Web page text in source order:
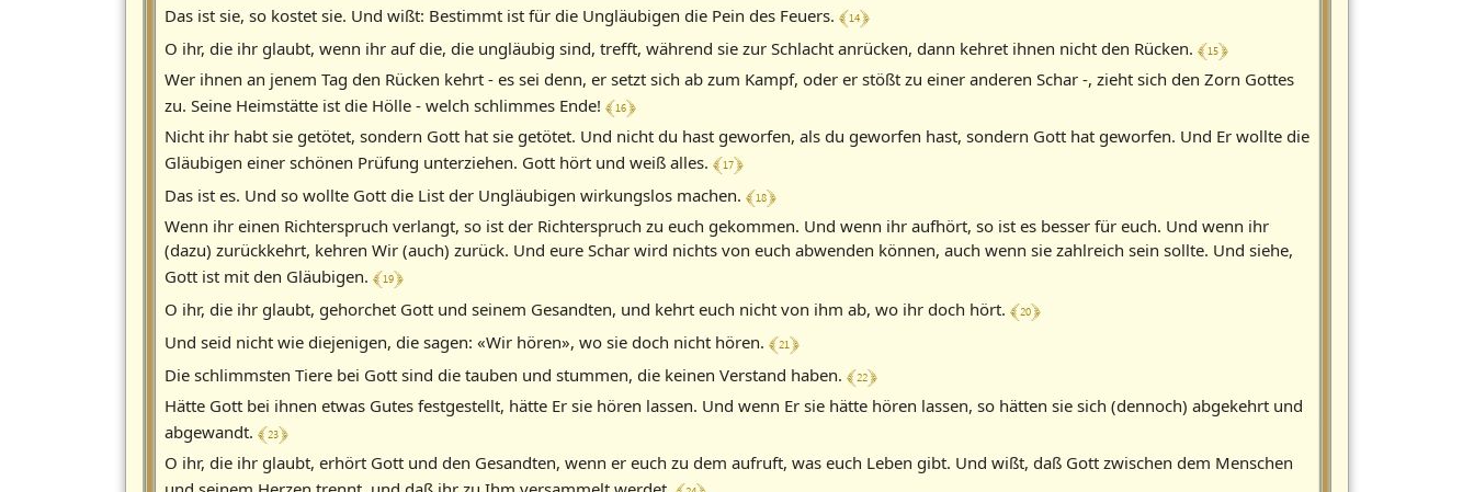
Das ist sie, so kostet sie. Und wißt: Bestimmt ist für die Ungläubigen die Pein des Feuers. ﴾ 14 ﴿
O ihr, die ihr glaubt, wenn ihr auf die, die ungläubig sind, trefft, während sie zur Schlacht anrücken, dann kehret ihnen nicht den Rücken. ﴾ 15 ﴿
Wer ihnen an jenem Tag den Rücken kehrt - es sei denn, er setzt sich ab zum Kampf, oder er stößt zu einer anderen Schar -, zieht sich den Zorn Gottes
zu. Seine Heimstätte ist die Hölle - welch schlimmes Ende! ﴾ 16 ﴿
Nicht ihr habt sie getötet, sondern Gott hat sie getötet. Und nicht du hast geworfen, als du geworfen hast, sondern Gott hat geworfen. Und Er wollte die
Gläubigen einer schönen Prüfung unterziehen. Gott hört und weiß alles. ﴾ 17 ﴿
Das ist es. Und so wollte Gott die List der Ungläubigen wirkungslos machen. ﴾ 18 ﴿
Wenn ihr einen Richterspruch verlangt, so ist der Richterspruch zu euch gekommen. Und wenn ihr aufhört, so ist es besser für euch. Und wenn ihr
(dazu) zurückkehrt, kehren Wir (auch) zurück. Und eure Schar wird nichts von euch abwenden können, auch wenn sie zahlreich sein sollte. Und siehe,
Gott ist mit den Gläubigen. ﴾ 19 ﴿
O ihr, die ihr glaubt, gehorchet Gott und seinem Gesandten, und kehrt euch nicht von ihm ab, wo ihr doch hört. ﴾ 20 ﴿
Und seid nicht wie diejenigen, die sagen: «Wir hören», wo sie doch nicht hören. ﴾ 21 ﴿
Die schlimmsten Tiere bei Gott sind die tauben und stummen, die keinen Verstand haben. ﴾ 22 ﴿
Hätte Gott bei ihnen etwas Gutes festgestellt, hätte Er sie hören lassen. Und wenn Er sie hätte hören lassen, so hätten sie sich (dennoch) abgekehrt und
abgewandt. ﴾ 23 ﴿
O ihr, die ihr glaubt, erhört Gott und den Gesandten, wenn er euch zu dem aufruft, was euch Leben gibt. Und wißt, daß Gott zwischen dem Menschen